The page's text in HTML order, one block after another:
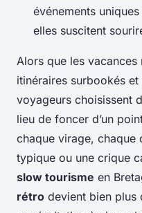
événements
elles suscitent
Alors que les
itinéraires surbookés
voyageurs choisissent
lieu de foncer d’un
chaque virage, chaque
typique ou une crique
slow tourisme en
rétro devient bien plus